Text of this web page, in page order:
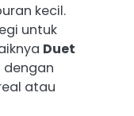
kecil.
untuk
Duet
dengan
atau